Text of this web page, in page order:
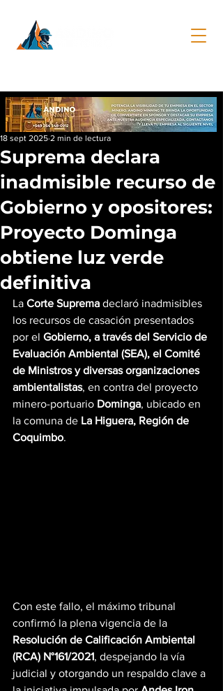
Suprema declara
inadmisible recurso de
Gobierno y opositores:
Proyecto Dominga
obtiene luz verde
definitiva
18 sept 2025 2 min de lectura
La Corte Suprema declaró inadmisibles
los recursos de casación presentados
por el Gobierno, a través del Servicio de
Evaluación Ambiental (SEA), el Comité
de Ministros y diversas organizaciones
ambientalistas, en contra del proyecto
minero-portuario Dominga, ubicado en
la comuna de La Higuera, Región de
Coquimbo.
Con este fallo, el máximo tribunal
confirmó la plena vigencia de la
Resolución de Calificación Ambiental
(RCA) N°161/2021, despejando la vía
judicial y otorgando un respaldo clave a